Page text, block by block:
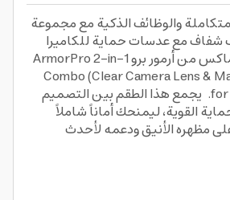
والوظائف الذكية مع مجموعة
مع عدسات حماية للكاميرا
لهاتف ايفون 15 برو ماكس من أرمور برو ArmorPro 2-in-1
Combo (Clear Camera Lens &
for iPhone 15 Pro Max. يجمع هذا الطقم بين التصميم
القوية، ليمنحك أماناً شاملاً
مظهره الأنيق ودعمه لأحدث